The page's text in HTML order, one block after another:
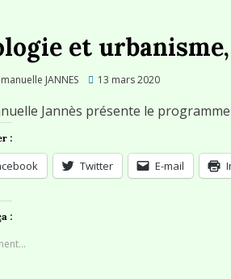
et
JANNES
Posted
13 mars 2020
Jannès présente le
:
Twitter E-mail
: